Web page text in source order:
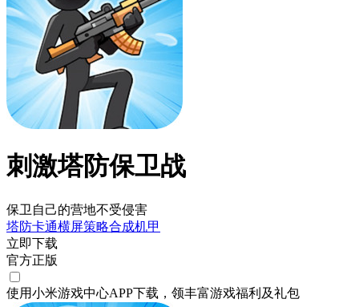
刺激塔防保卫战
保卫自己的营地不受侵害
塔防卡通横屏策略合成机甲
立即下载
官方正版
使用小米游戏中心APP下载 ，领丰富游戏福利 及礼包